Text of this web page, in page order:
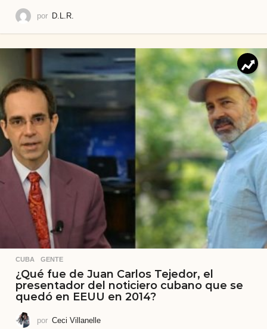
por D.L.R.
CUBA ,GENTE
¿Qué fue de Juan Carlos Tejedor, el
presentador del noticiero cubano que se
quedó en EEUU en 2014?
por Ceci Villanelle